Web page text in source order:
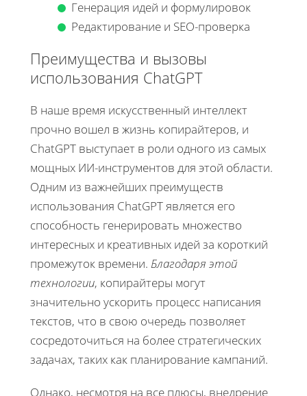
Генерация идей и формулировок
Редактирование и SEO-проверка
Преимущества и вызовы
использования ChatGPT
В наше время искусственный интеллект
прочно вошел в жизнь копирайтеров, и
ChatGPT выступает в роли одного из самых
мощных ИИ-инструментов для этой области.
Одним из важнейших преимуществ
использования ChatGPT является его
способность генерировать множество
интересных и креативных идей за короткий
промежуток времени. Благодаря этой
технологии, копирайтеры могут
значительно ускорить процесс написания
текстов, что в свою очередь позволяет
сосредоточиться на более стратегических
задачах, таких как планирование кампаний.
Однако, несмотря на все плюсы, внедрение